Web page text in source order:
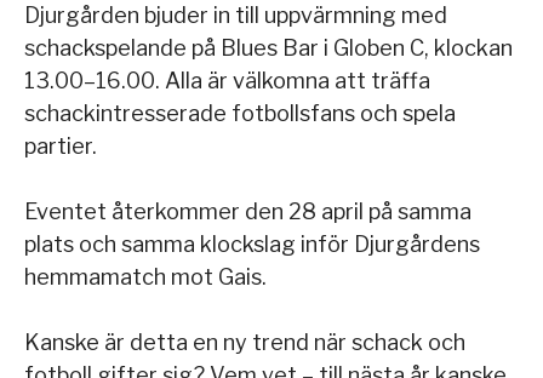
Djurgården bjuder in till uppvärmning med
schackspelande på Blues Bar i Globen C, klockan
13.00–16.00. Alla är välkomna att träffa
schackintresserade fotbollsfans och spela
partier.
Eventet återkommer den 28 april på samma
plats och samma klockslag inför Djurgårdens
hemmamatch mot Gais.
Kanske är detta en ny trend när schack och